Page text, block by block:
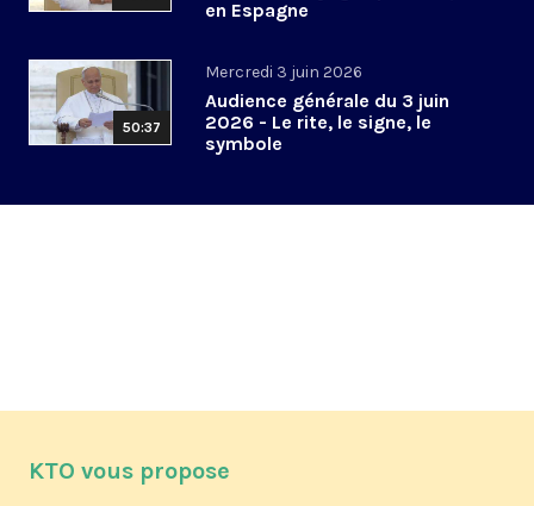
en Espagne
50:37
Mercredi 3 juin 2026
Audience générale du 3 juin
2026 - Le rite, le signe, le
symbole
KTO vous propose